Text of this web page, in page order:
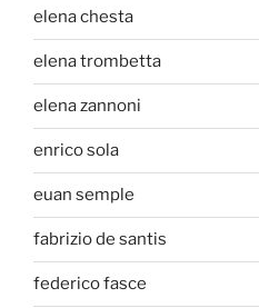
elena chesta
elena trombetta
elena zannoni
enrico sola
euan semple
fabrizio de santis
federico fasce